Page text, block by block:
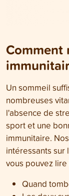
Comment
Un sommeil
nombreuses
l'absence de
sport et une
immunitaire.
intéressants sur
vous pouvez lire
Quand